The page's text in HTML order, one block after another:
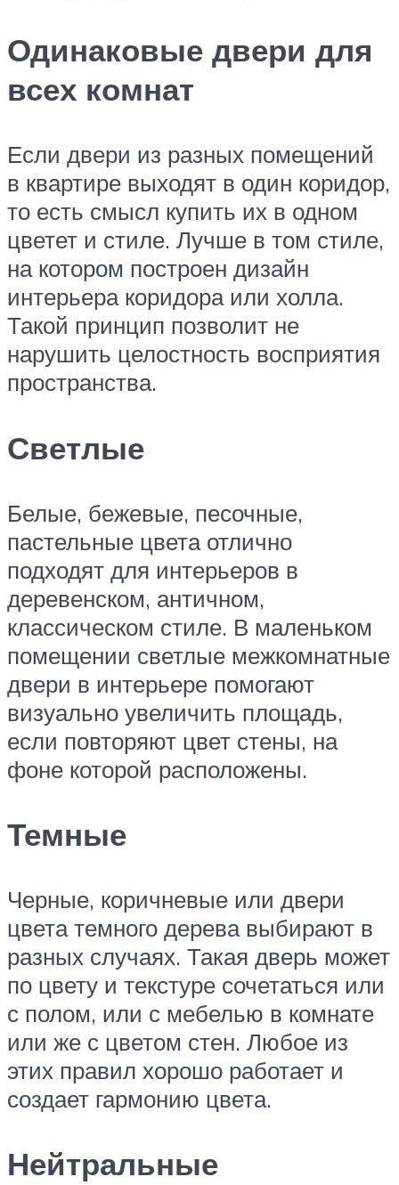
Одинаковые двери для
всех комнат
Если двери из разных помещений
в квартире выходят в один коридор,
то есть смысл купить их в одном
цветет и стиле. Лучше в том стиле,
на котором построен дизайн
интерьера коридора или холла.
Такой принцип позволит не
нарушить целостность восприятия
пространства.
Светлые
Белые, бежевые, песочные,
пастельные цвета отлично
подходят для интерьеров в
деревенском, античном,
классическом стиле. В маленьком
помещении светлые межкомнатные
двери в интерьере помогают
визуально увеличить площадь,
если повторяют цвет стены, на
фоне которой расположены.
Темные
Черные, коричневые или двери
цвета темного дерева выбирают в
разных случаях. Такая дверь может
по цвету и текстуре сочетаться или
с полом, или с мебелью в комнате
или же с цветом стен. Любое из
этих правил хорошо работает и
создает гармонию цвета.
Нейтральные